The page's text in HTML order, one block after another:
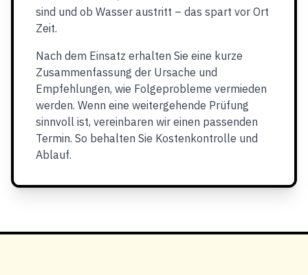
sind und ob Wasser austritt – das spart vor Ort
Zeit.
Nach dem Einsatz erhalten Sie eine kurze
Zusammenfassung der Ursache und
Empfehlungen, wie Folgeprobleme vermieden
werden. Wenn eine weitergehende Prüfung
sinnvoll ist, vereinbaren wir einen passenden
Termin. So behalten Sie Kostenkontrolle und
Ablauf.